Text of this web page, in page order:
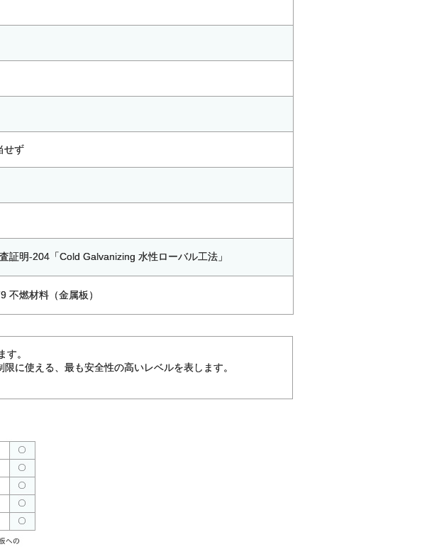
せず
証明-204「Cold Galvanizing 水性ローバル工法」
燃材料（金属板）
。
使える、最も安全性の高いレベルを表します。